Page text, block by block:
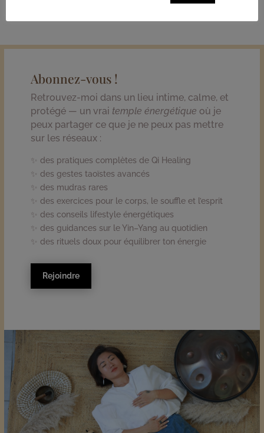
Abonnez-vous !
Retrouvez-moi dans un lieu intime, calme, et
protégé — un vrai temple énergétique où je
peux partager ce que je ne peux pas mettre
sur les réseaux :
✨ des pratiques complètes de Qi Healing
✨ des gestes taoïstes avancés
✨ des mudras rares
✨ des exercices pour le corps, le souffle et l’esprit
✨ des conseils lifestyle énergétiques
✨ des guidances sur le Yin–Yang au quotidien
✨ des rituels doux pour équilibrer ton énergie
Rejoindre